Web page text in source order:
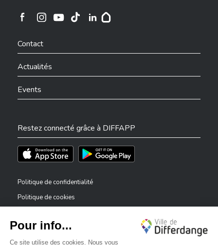
Ville de Differdange sur Instagram
Contact
Actualités
Events
Restez connecté grâce à DIFFAPP
Téléchargez l'app sur l'App StoreTéléchargez l'app sur Play Store
Politique de confidentialité
Politique de cookies
Déclaration d’accessibilité
Dispositif de signalement — lanceurs d’alerte
✕